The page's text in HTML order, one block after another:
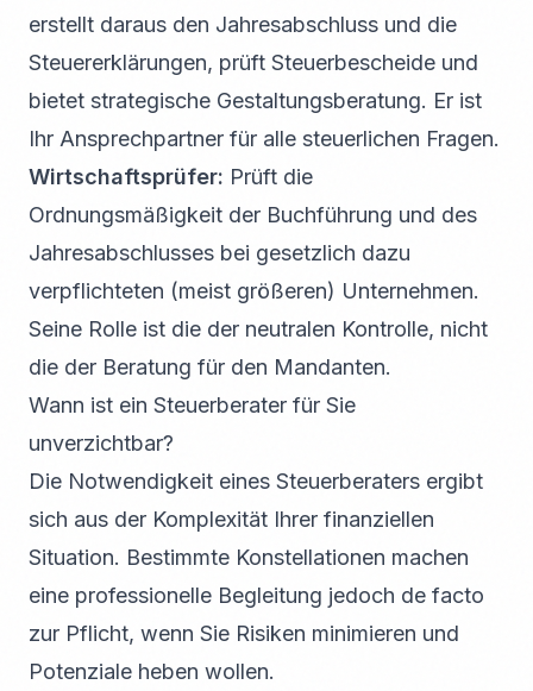
erstellt daraus den Jahresabschluss und die
Steuererklärungen, prüft Steuerbescheide und
bietet strategische Gestaltungsberatung. Er ist
Ihr Ansprechpartner für alle steuerlichen Fragen.
Wirtschaftsprüfer: Prüft die
Ordnungsmäßigkeit der Buchführung und des
Jahresabschlusses bei gesetzlich dazu
verpflichteten (meist größeren) Unternehmen.
Seine Rolle ist die der neutralen Kontrolle, nicht
die der Beratung für den Mandanten.
Wann ist ein Steuerberater für Sie
unverzichtbar?
Die Notwendigkeit eines Steuerberaters ergibt
sich aus der Komplexität Ihrer finanziellen
Situation. Bestimmte Konstellationen machen
eine professionelle Begleitung jedoch de facto
zur Pflicht, wenn Sie Risiken minimieren und
Potenziale heben wollen.